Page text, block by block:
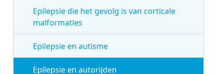
Epilepsie die het gevolg is van corticale
malformaties
Epilepsie en autisme
Epilepsie en autorijden